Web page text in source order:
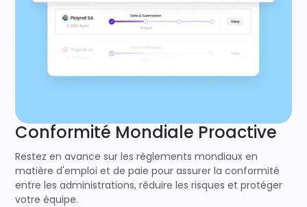
Conformité Mondiale Proactive
Restez en avance sur les règlements mondiaux en
matière d'emploi et de paie pour assurer la conformité
entre les administrations, réduire les risques et protéger
votre équipe.